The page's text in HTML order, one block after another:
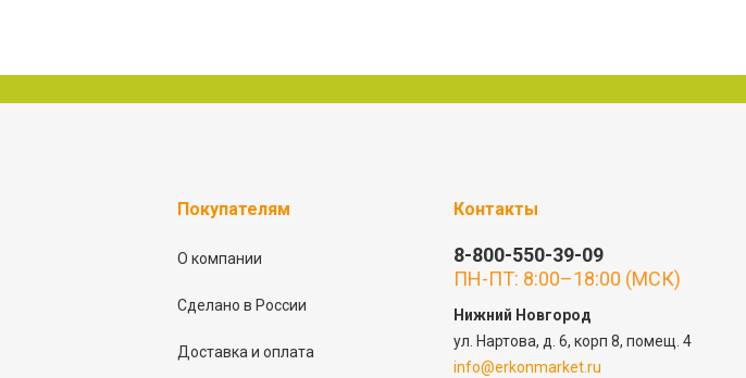
Покупателям
О компании
Сделано в России
Доставка и оплата
Контакты
8-800-550-39-09
ПН-ПТ: 8:00–18:00 (МСК)
Нижний Новгород
ул. Нартова, д. 6, корп 8, помещ. 4
info@erkonmarket.ru